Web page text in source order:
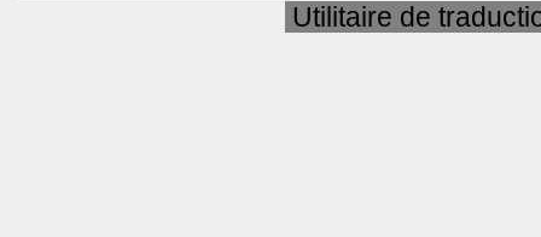
Utilitaire de